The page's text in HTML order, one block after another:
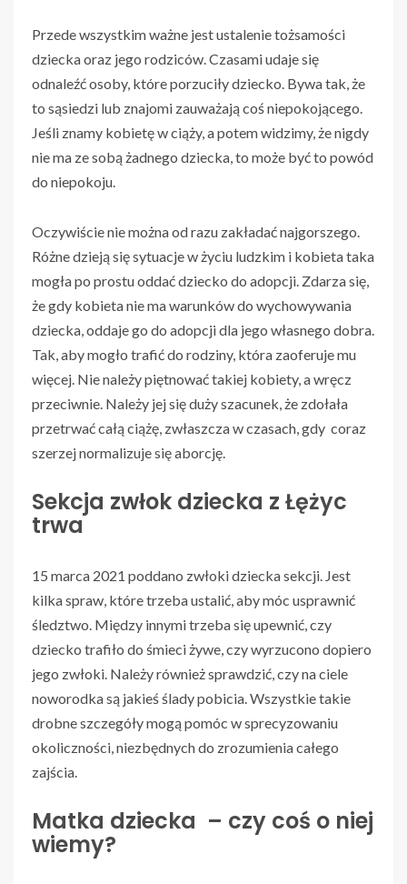
Przede wszystkim ważne jest ustalenie tożsamości
dziecka oraz jego rodziców. Czasami udaje się
odnaleźć osoby, które porzuciły dziecko. Bywa tak, że
to sąsiedzi lub znajomi zauważają coś niepokojącego.
Jeśli znamy kobietę w ciąży, a potem widzimy, że nigdy
nie ma ze sobą żadnego dziecka, to może być to powód
do niepokoju.
Oczywiście nie można od razu zakładać najgorszego.
Różne dzieją się sytuacje w życiu ludzkim i kobieta taka
mogła po prostu oddać dziecko do adopcji. Zdarza się,
że gdy kobieta nie ma warunków do wychowywania
dziecka, oddaje go do adopcji dla jego własnego dobra.
Tak, aby mogło trafić do rodziny, która zaoferuje mu
więcej. Nie należy piętnować takiej kobiety, a wręcz
przeciwnie. Należy jej się duży szacunek, że zdołała
przetrwać całą ciążę, zwłaszcza w czasach, gdy coraz
szerzej normalizuje się aborcję.
Sekcja zwłok dziecka z Łężyc
trwa
15 marca 2021 poddano zwłoki dziecka sekcji. Jest
kilka spraw, które trzeba ustalić, aby móc usprawnić
śledztwo. Między innymi trzeba się upewnić, czy
dziecko trafiło do śmieci żywe, czy wyrzucono dopiero
jego zwłoki. Należy również sprawdzić, czy na ciele
noworodka są jakieś ślady pobicia. Wszystkie takie
drobne szczegóły mogą pomóc w sprecyzowaniu
okoliczności, niezbędnych do zrozumienia całego
zajścia.
Matka dziecka – czy coś o niej
wiemy?